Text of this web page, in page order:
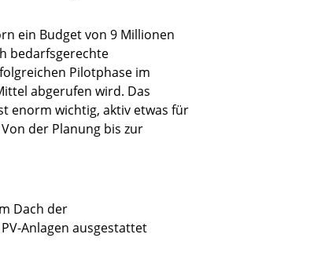
ein Budget von 9 Millionen
bedarfsgerechte
Pilotphase im
abgerufen wird. Das
enorm wichtig, aktiv etwas für
der Planung bis zur
Dach der
Anlagen ausgestattet